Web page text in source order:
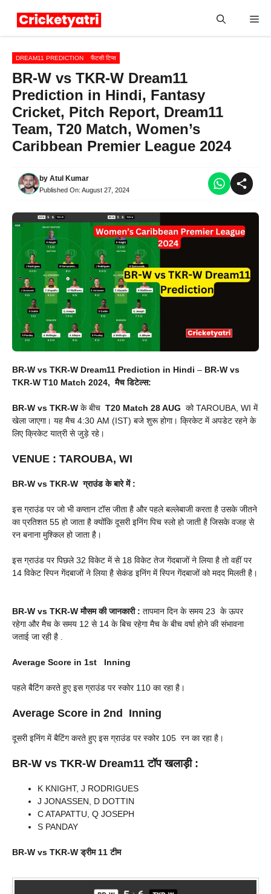
DREAM11 PREDICTION फैंटसी टिप्स
BR-W vs TKR-W Dream11
Prediction in Hindi, Fantasy
Cricket, Pitch Report, Dream11
Team, T20 Match, Women’s
Caribbean Premier League 2024
by Atul Kumar
Published On: August 27, 2024
BR-W vs TKR-W Dream11 Prediction in Hindi – BR-W vs
TKR-W T10 Match 2024, मैच डिटेल्स:
BR-W vs TKR-W के बीच T20 Match 28 AUG को TAROUBA, WI में
खेला जाएगा। यह मैच 4:30 AM (IST) बजे शुरू होगा। क्रिकेट में अपडेट रहने के
लिए क्रिकेट यात्री से जुड़े रहे।
VENUE : TAROUBA, WI
BR-W vs TKR-Wग्राउंड के बारे में :
इस ग्राउंड पर जो भी कप्तान टॉस जीता है और पहले बल्लेबाजी करता है उसके जीतने
का प्रतिशत 55 हो जाता है क्योंकि दूसरी इनिंग पिच स्लो हो जाती है जिसके वजह से
रन बनाना मुश्किल हो जाता है।
इस ग्राउंड पर पिछले 32 विकेट में से 18 विकेट तेज गेंदबाजों ने लिया है तो वहीं पर
14 विकेट स्पिन गेंदबाजों ने लिया है सेकंड इनिंग में स्पिन गेंदबाजों को मदद मिलती है।
BR-W vs TKR-Wमौसम की जानकारी : तापमान दिन के समय 23 के ऊपर
रहेगा और मैच के समय 12 से 14 के बिच रहेगा मैच के बीच वर्षा होने की संभावना
जताई जा रही है .
Average Score in 1st Inning
पहले बैटिंग करते हुए इस ग्राउंड पर स्कोर 110 का रहा है।
Average Score in 2nd Inning
दूसरी इनिंग में बैटिंग करते हुए इस ग्राउंड पर स्कोर 105 रन का रहा है।
BR-W vs TKR-W Dream11 टॉप खलाड़ी :
K KNIGHT, J RODRIGUES
J JONASSEN, D DOTTIN
C ATAPATTU, Q JOSEPH
S PANDAY
BR-W vs TKR-Wड्रीम 11 टीम